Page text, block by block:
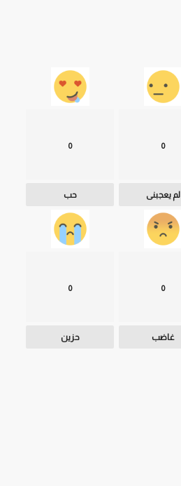
0
لم يعجبنى
0
حب
0
غاضب
0
حزين